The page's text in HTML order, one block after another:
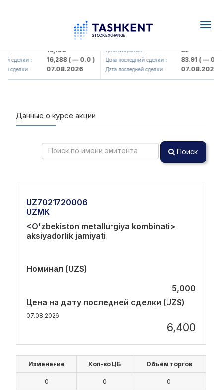
: 16,100
сделки : 16,288( — 0.0 )
сделки : 07.08.2026
KFSK (<Kafolat sug'urta
Цена закрытия : 82
Цена последний сделки : 83.91( — 0.0 )
Дата последней сделки : 07.08.2026
Данные о курсе акции
Поиск
UZ7021720006
UZMK
<O'zbekiston metallurgiya kombinati>
aksiyadorlik jamiyati
Номинал (UZS)
5,000
Цена на дату последней сделки (UZS)
07.08.2026
6,400
Изменение Кол-во ЦБ Объём торгов
0 0 0